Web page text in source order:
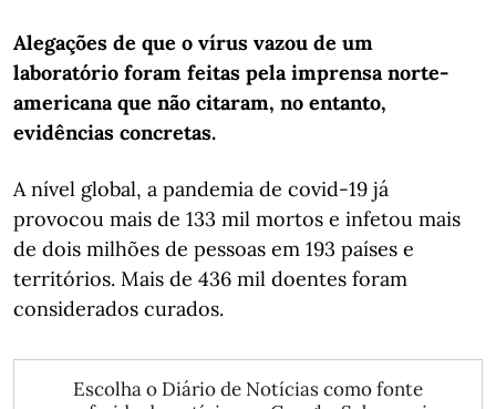
Alegações de que o vírus vazou de um
laboratório foram feitas pela imprensa norte-
americana que não citaram, no entanto,
evidências concretas.
A nível global, a pandemia de covid-19 já
provocou mais de 133 mil mortos e infetou mais
de dois milhões de pessoas em 193 países e
territórios. Mais de 436 mil doentes foram
considerados curados.
Escolha o Diário de Notícias como fonte